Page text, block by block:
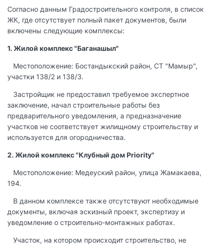
Согласно данным Градостроительного контроля, в список
ЖК, где отсутствует полный пакет документов, были
включены следующие комплексы:
1. Жилой комплекс "Баганашыл"
Местоположение: Бостандыкский район, СТ "Мамыр",
участки 138/2 и 138/3.
Застройщик не предоставил требуемое экспертное
заключение, начал строительные работы без
предварительного уведомления, а предназначение
участков не соответствует жилищному строительству и
используется для огородничества.
2. Жилой комплекс "Клубный дом Priority"
Местоположение: Медеуский район, улица Жамакаева,
194.
В данном комплексе также отсутствуют необходимые
документы, включая эскизный проект, экспертизу и
уведомление о строительно-монтажных работах.
Участок, на котором происходит строительство, не